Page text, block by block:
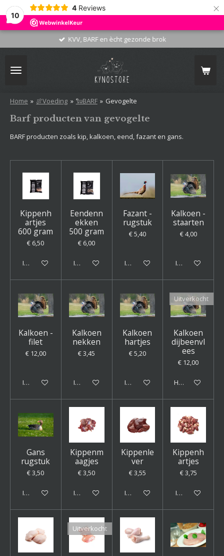
10
4 Reviews ×
KVV, BARF en ècht gezonde brok
Home » 🍖Voeding » 🐑BARF » Gevogelte
Barf producten van gevogelte
BARF producten zoals kip, kalkoen, eend, fazant en gans.
Kippenh
artjes
600 gram
€ 6,50
In winkelwagen
Eendenn
ekken
500 gram
€ 6,00
In winkelwagen
Fazant -
rugstuk
€ 5,40
In winkelwagen
Kalkoen -
staarten
€ 4,00
In winkelwagen
Kalkoen -
filet
€ 12,00
In winkelwagen
Kalkoen
nekken
€ 3,45
In winkelwagen
Kalkoen
hartjes
€ 5,20
In winkelwagen
Uitverkocht
Kalkoen
dijbeenvl
ees
€ 12,00
Houd mij op de
Gans
rugstuk
€ 3,50
In winkelwagen
Kippenm
aagjes
€ 3,50
In winkelwagen
Kippenle
ver
€ 3,55
In winkelwagen
Kippenh
artjes
€ 3,75
In winkelwagen
Uitverkocht